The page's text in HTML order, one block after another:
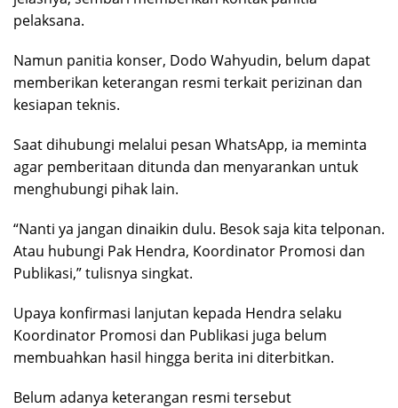
pelaksana.
Namun panitia konser, Dodo Wahyudin, belum dapat
memberikan keterangan resmi terkait perizinan dan
kesiapan teknis.
Saat dihubungi melalui pesan WhatsApp, ia meminta
agar pemberitaan ditunda dan menyarankan untuk
menghubungi pihak lain.
“Nanti ya jangan dinaikin dulu. Besok saja kita telponan.
Atau hubungi Pak Hendra, Koordinator Promosi dan
Publikasi,” tulisnya singkat.
Upaya konfirmasi lanjutan kepada Hendra selaku
Koordinator Promosi dan Publikasi juga belum
membuahkan hasil hingga berita ini diterbitkan.
Belum adanya keterangan resmi tersebut